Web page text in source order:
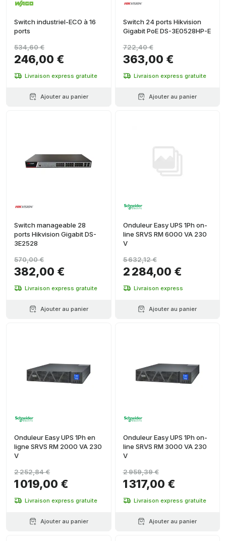
Switch industriel-ECO à 16
ports
246,00 €
534,60 €
Livraison express gratuite
Ajouter au panier
Switch 24 ports Hikvision
Gigabit PoE DS-3E0528HP-E
363,00 €
722,40 €
Livraison express gratuite
Ajouter au panier
Switch manageable 28
ports Hikvision Gigabit DS-
3E2528
382,00 €
570,00 €
Livraison express gratuite
Ajouter au panier
Onduleur Easy UPS 1Ph on-
line SRVS RM 6000 VA 230
V
2 284,00 €
5 632,12 €
Livraison express
Ajouter au panier
Onduleur Easy UPS 1Ph en
ligne SRVS RM 2000 VA 230
V
1 019,00 €
2 252,84 €
Livraison express gratuite
Ajouter au panier
Onduleur Easy UPS 1Ph on-
line SRVS RM 3000 VA 230
V
1 317,00 €
2 959,39 €
Livraison express gratuite
Ajouter au panier